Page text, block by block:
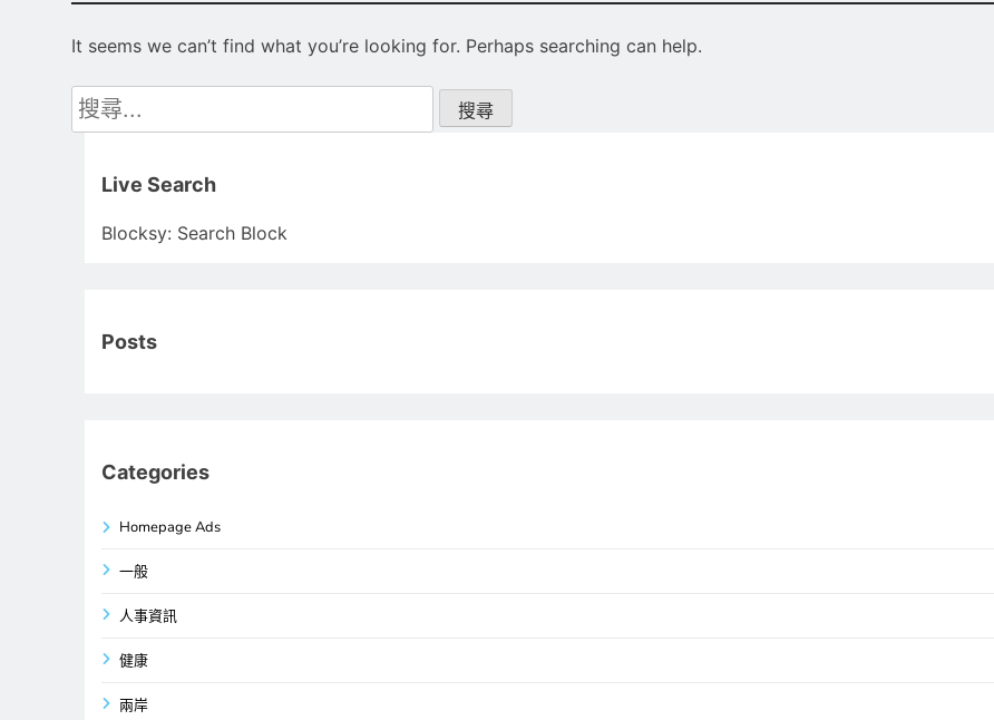
It seems we can’t find what you’re looking for. Perhaps searching can help.
搜
尋
Live Search
Blocksy: Search Block
Posts
Categories
Homepage Ads
一般
人事資訊
健康
兩岸